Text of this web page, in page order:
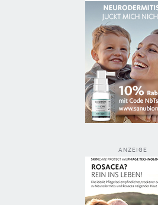
ANZEIGE